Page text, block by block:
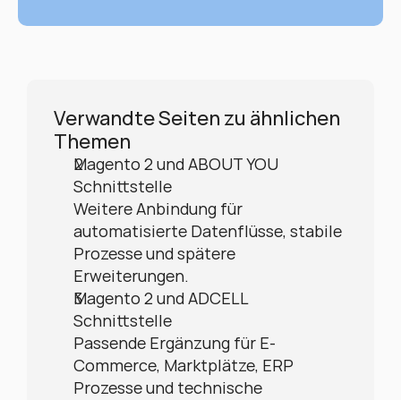
Verwandte Seiten zu ähnlichen
Themen
Magento 2 und ABOUT YOU
Schnittstelle
Weitere Anbindung für
automatisierte Datenflüsse, stabile
Prozesse und spätere
Erweiterungen.
Magento 2 und ADCELL
Schnittstelle
Passende Ergänzung für E-
Commerce, Marktplätze, ERP
Prozesse und technische